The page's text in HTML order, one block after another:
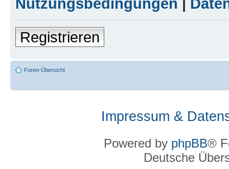
Nutzungsbedingungen |
Registrieren
Foren-Übersicht
Impressum &
Powered by phpBB®
Deutsche